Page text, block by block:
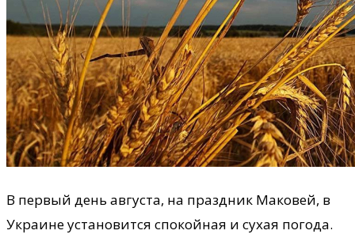
В первый день августа, на праздник Маковей, в
Украине установится спокойная и сухая погода.